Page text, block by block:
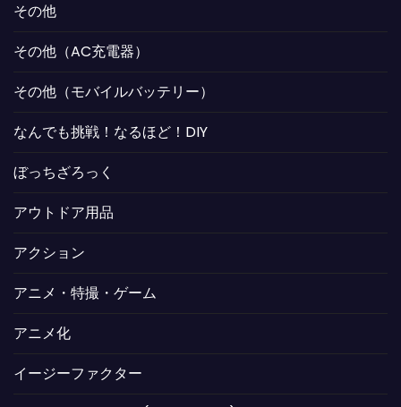
その他
その他（AC充電器）
その他（モバイルバッテリー）
なんでも挑戦！なるほど！DIY
ぼっちざろっく
アウトドア用品
アクション
アニメ・特撮・ゲーム
アニメ化
イージーファクター